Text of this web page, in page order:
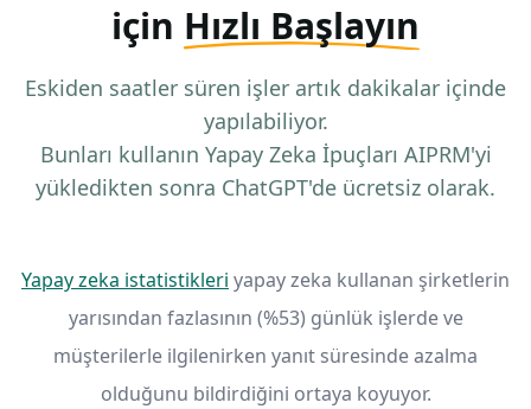
için Hızlı Başlayın
Eskiden saatler süren işler artık dakikalar içinde
yapılabiliyor.
Bunları kullanın Yapay Zeka İpuçları AIPRM'yi
yükledikten sonra ChatGPT'de ücretsiz olarak.
Yapay zeka istatistikleri yapay zeka kullanan şirketlerin
yarısından fazlasının (%53) günlük işlerde ve
müşterilerle ilgilenirken yanıt süresinde azalma
olduğunu bildirdiğini ortaya koyuyor.